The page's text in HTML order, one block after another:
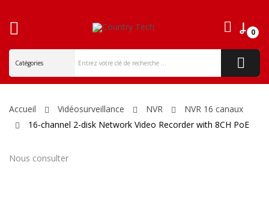
0
Accueil Vidéosurveillance NVR
NVR 16 canaux
16-channel 2-disk Network Video Recorder with 8CH PoE
Nous consulter